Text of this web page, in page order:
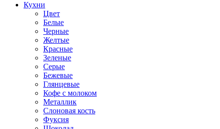
Кухни
Цвет
Белые
Черные
Желтые
Красные
Зеленые
Серые
Бежевые
Глянцевые
Кофе с молоком
Металлик
Слоновая кость
Фуксия